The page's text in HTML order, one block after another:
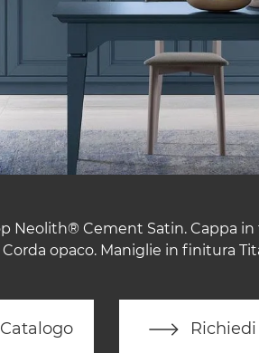
Neolith® Cement Satin. Cappa
opaco. Maniglie in finitura